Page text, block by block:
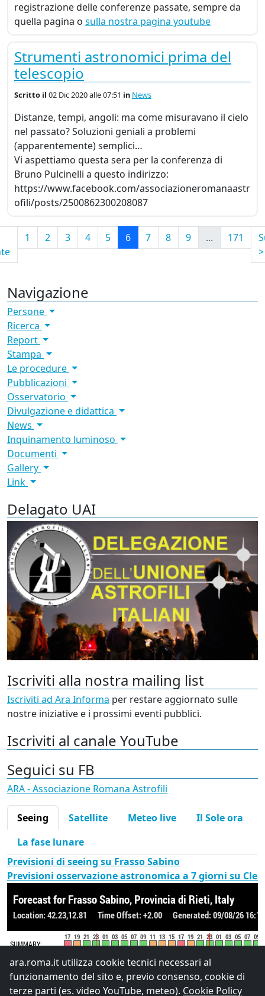
registrazione delle conferenze passate, sempre da
quella pagina o sulla nostra pagina youtube
Strumenti astronomici prima del
telescopio
Scritto il 02 Dic 2020 alle 07:51 in News
Distanze, tempi, angoli: ma come misuravano il cielo
nel passato? Soluzioni geniali a problemi
(apparentemente) semplici…
Vi aspettiamo questa sera per la conferenza di
Bruno Pulcinelli a questo indirizzo:
https://www.facebook.com/associazioneromanaastr
ofili/posts/2500862300208087
1 2 3 4 5 6 7 8 9 ... 171
>
Navigazione
Persone
Ricerca
Report
Stampa
Le procedure
Pubblicazioni
Osservatorio
Divulgazione e didattica
News
Inquinamento luminoso
Documenti
Gallery
Link
Delagato UAI
Iscriviti alla nostra mailing list
Iscriviti ad Ara Informa per restare aggiornato sulle
nostre iniziative e i prossimi eventi pubblici.
Iscriviti al canale YouTube
Seguici su FB
ARA - Associazione Romana Astrofili
Seeing Satellite Meteo live
Il Sole ora
La fase lunare
Previsioni di seeing su Frasso Sabino
Previsioni osservazione astronomica a 7 giorni su
ara.roma.it utilizza cookie tecnici necessari al
funzionamento del sito e, previo consenso, cookie di
terze parti (es. video YouTube, meteo). Cookie Policy